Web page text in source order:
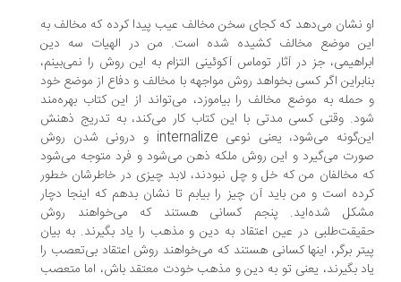
نشان می‌دهد كه كجای سخن مخالف عیب پیدا كرده كه مخالف به
موضع مخالف كشیده شده است. من در الهیات سه دین
جز در آثار توماس آكوئینی التزام به این روش را نمی‌بینم،
اگر كسی بخواهد روش مواجهه با مخالف و دفاع از موضع خود
به موضع مخالف را بیاموزد، می‌تواند از این كتاب بهره‌مند
وقتی كسی مدتی با این كتاب كار می‌كند، به تدریج ذهنش
این‌گونه می‌شود، یعنی نوعی internalize و درونی شدن روش
می‌گیرد و این روش ملكه ذهن می‌شود و فرد متوجه می‌شود
مخالفان من كه خل و چل نبودند، لابد چیزی در خاطرشان خطور
است و من باید آن چیز را بیابم تا نشان بدهم كه اینجا دچار
شده‌اید. پنجم كسانی هستند كه می‌خواهند روش
در عین اعتقاد به دین و مذهب را یاد بگیرند. به بیان
برگر، اینها كسانی هستند كه می‌خواهند روش اعتقاد بی‌تعصب را
بگیرند، یعنی تو به دین و مذهب خودت معتقد باش، اما متعصب